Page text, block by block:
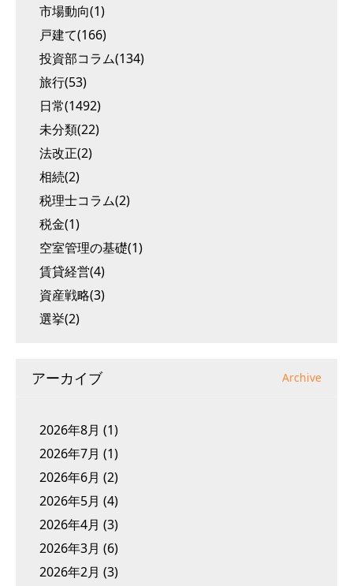
市場動向(1)
戸建て(166)
投資部コラム(134)
旅行(53)
日常(1492)
未分類(22)
法改正(2)
相続(2)
税理士コラム(2)
税金(1)
空室管理の基礎(1)
賃貸経営(4)
資産戦略(3)
選挙(2)
アーカイブ Archive
2026年8月 (1)
2026年7月 (1)
2026年6月 (2)
2026年5月 (4)
2026年4月 (3)
2026年3月 (6)
2026年2月 (3)